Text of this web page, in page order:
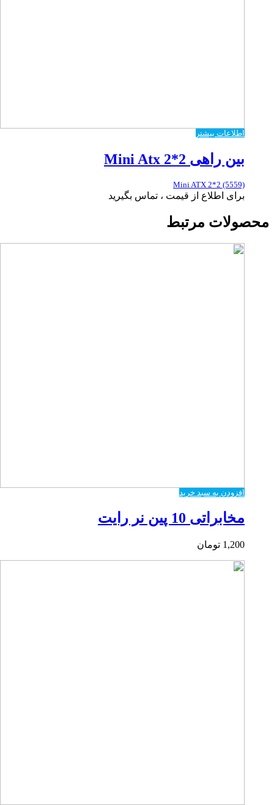
اطلاعات بیشتر
بین راهی Mini Atx 2*2
Mini ATX 2*2 (5559)
برای اطلاع از قیمت ، تماس بگیرید
محصولات مرتبط
افزودن به سبد خرید
مخابراتی 10 پین نر رایت
1,200 تومان